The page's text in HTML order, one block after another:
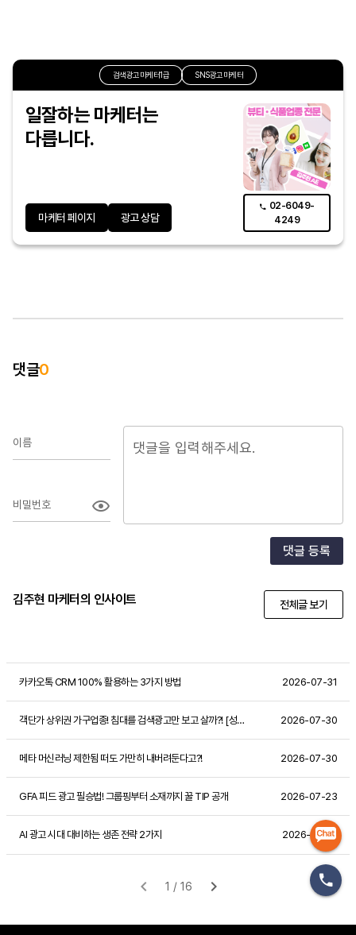
검색광고마케터1급 SNS광고마케터
일잘하는 마케터는
다릅니다.
마케터 페이지 광고 상담
02-6049-
4249
댓글0
이름
비밀번호
댓글 등록
김주현 마케터의 인사이트 전체글 보기
카카오톡 CRM 100% 활용하는 3가지 방법 2026-07-31
객단가 상위권 가구업종! 침대를 검색광고만 보고 살까?! [성과 사례] 2026-07-30
메타 머신러닝 제한됨 떠도 가만히 내버려둔다고?! 2026-07-30
GFA 피드 광고 필승법! 그룹핑부터 소재까지 꿀 TIP 공개 2026-07-23
AI 광고 시대 대비하는 생존 전략 2가지 2026-07-10